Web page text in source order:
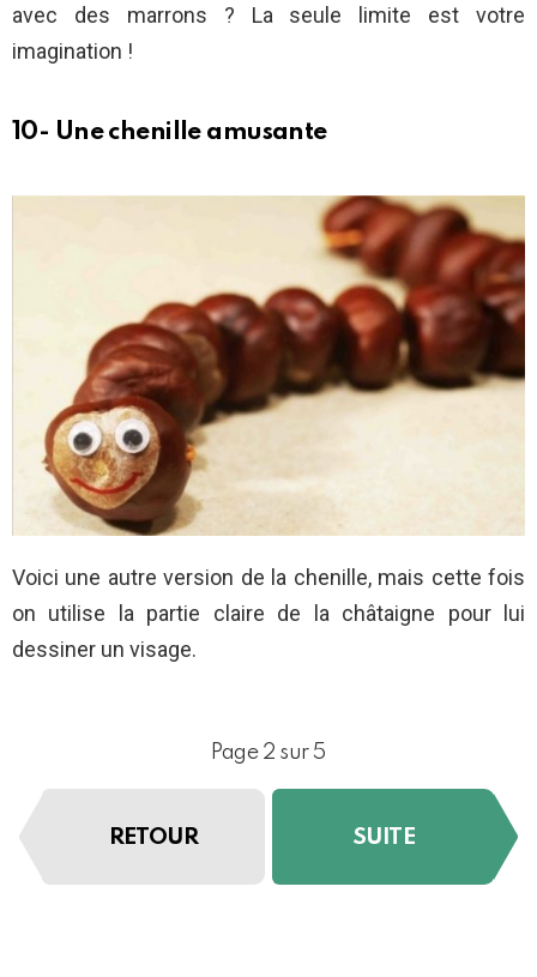
avec des marrons ? La seule limite est votre
imagination !
10- Une chenille amusante
Voici une autre version de la chenille, mais cette fois
on utilise la partie claire de la châtaigne pour lui
dessiner un visage.
Page 2 sur 5
RETOUR SUITE